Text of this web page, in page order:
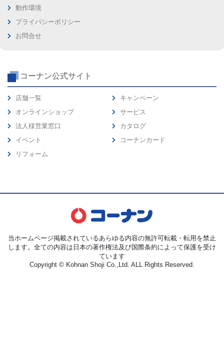
動作環境
プライバシーポリシー
お問合せ
コーナン公式サイト
店舗一覧
オンラインショップ
法人様営業窓口
イベント
リフォーム
キャンペーン
サービス
カタログ
コーナンカード
当ホームページ掲載されているあらゆる内容の無許可転載・転用を禁止
します。全ての内容は日本の著作権法及び国際条約によって保護を受け
ています
Copyright © Kohnan Shoji Co.,Ltd. ALL Rights Reserved.